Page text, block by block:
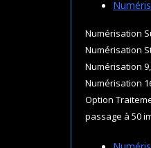
Numérisation
Numérisation
Numérisation
Numérisation
Option
passage à 50